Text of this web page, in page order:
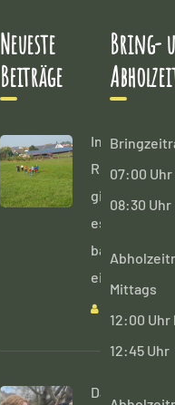
Neueste
Beiträge
In
Reimlingen
gibt
es
bald
einen
Daniela
Bring-
07:00
08:30 Uhr
Mittags
12:00 Uhr
12:45 Uhr